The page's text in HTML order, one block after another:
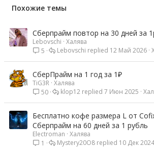
Похожие темы
Сберпрайм повтор на 30 дней за
Lebovschi Халява
5
12 Май 2026
Lebovschi
СберПрайм на 1 год за 1₽
TiG3R Халява
50
7 Июн 2025
klop12
Бесплатно кофе размера L от
Сберпрайм на 60 дней за 1 рубль
Electroman Халява
1
10 Дек 2024
Mystery20O8